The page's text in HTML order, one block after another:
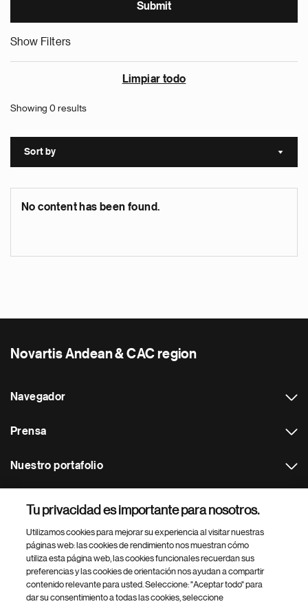
Show Filters
Limpiar todo
Showing 0 results
Sort by Sort
No content has been found.
Novartis Andean & CAC region
Navegador
Prensa
Nuestro portafolio
Footer Site Search
Tu privacidad es importante para nosotros.
Utilizamos cookies para mejorar su experiencia al visitar nuestras
páginas web: las cookies de rendimiento nos muestran cómo
utiliza esta página web, las cookies funcionales recuerdan sus
preferencias y las cookies de orientación nos ayudan a compartir
contenido relevante para usted. Seleccione: "Aceptar todo" para
dar su consentimiento a todas las cookies, seleccione